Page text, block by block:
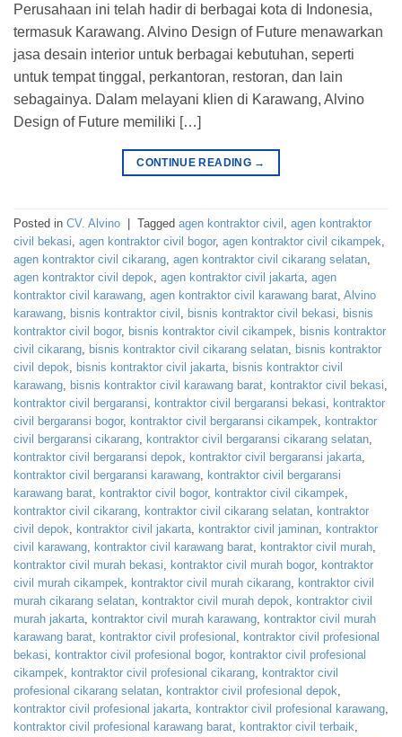
Perusahaan ini telah hadir di berbagai kota di Indonesia,
termasuk Karawang. Alvino Design of Future menawarkan
jasa desain interior untuk berbagai kebutuhan, seperti
untuk tempat tinggal, perkantoran, restoran, dan lain
sebagainya. Dalam melayani klien di Karawang, Alvino
Design of Future memiliki […]
CONTINUE READING →
Posted in CV. Alvino Tagged agen kontraktor civil , agen kontraktor
civil bekasi, agen kontraktor civil bogor, agen kontraktor civil cikampek,
agen kontraktor civil cikarang, agen kontraktor civil cikarang selatan,
agen kontraktor civil depok, agen kontraktor civil jakarta, agen
kontraktor civil karawang, agen kontraktor civil karawang barat, Alvino
karawang, bisnis kontraktor civil , bisnis kontraktor civil bekasi, bisnis
kontraktor civil bogor, bisnis kontraktor civil cikampek, bisnis kontraktor
civil cikarang, bisnis kontraktor civil cikarang selatan, bisnis kontraktor
civil depok, bisnis kontraktor civil jakarta, bisnis kontraktor civil
karawang, bisnis kontraktor civil karawang barat, kontraktor civil bekasi,
kontraktor civil bergaransi, kontraktor civil bergaransi bekasi, kontraktor
civil bergaransi bogor, kontraktor civil bergaransi cikampek, kontraktor
civil bergaransi cikarang, kontraktor civil bergaransi cikarang selatan,
kontraktor civil bergaransi depok, kontraktor civil bergaransi jakarta,
kontraktor civil bergaransi karawang, kontraktor civil bergaransi
karawang barat, kontraktor civil bogor, kontraktor civil cikampek,
kontraktor civil cikarang, kontraktor civil cikarang selatan, kontraktor
civil depok, kontraktor civil jakarta, kontraktor civil jaminan, kontraktor
civil karawang, kontraktor civil karawang barat, kontraktor civil murah,
kontraktor civil murah bekasi, kontraktor civil murah bogor, kontraktor
civil murah cikampek, kontraktor civil murah cikarang, kontraktor civil
murah cikarang selatan, kontraktor civil murah depok, kontraktor civil
murah jakarta, kontraktor civil murah karawang, kontraktor civil murah
karawang barat, kontraktor civil profesional , kontraktor civil profesional
bekasi, kontraktor civil profesional bogor, kontraktor civil profesional
cikampek, kontraktor civil profesional cikarang, kontraktor civil
profesional cikarang selatan, kontraktor civil profesional depok,
kontraktor civil profesional jakarta, kontraktor civil profesional karawang,
kontraktor civil profesional karawang barat, kontraktor civil terbaik,